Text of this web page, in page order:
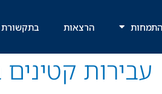
הרצאות בתקשורת
עבירות